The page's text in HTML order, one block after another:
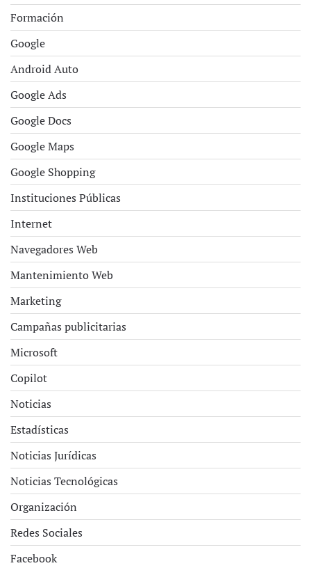
Formación
Google
Android Auto
Google Ads
Google Docs
Google Maps
Google Shopping
Instituciones Públicas
Internet
Navegadores Web
Mantenimiento Web
Marketing
Campañas publicitarias
Microsoft
Copilot
Noticias
Estadísticas
Noticias Jurídicas
Noticias Tecnológicas
Organización
Redes Sociales
Facebook